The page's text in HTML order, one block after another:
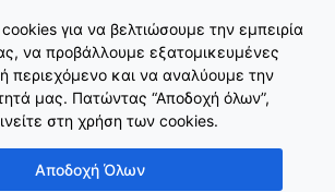
Δίκτυο ΚΑΠ
για να βελτιώσουμε την εμπειρία
να προβάλλουμε εξατομικευμένες
ή περιεχόμενο και να αναλύουμε την
μας. Πατώντας “Αποδοχή όλων”,
στη χρήση των cookies.
Αποδοχή Όλων